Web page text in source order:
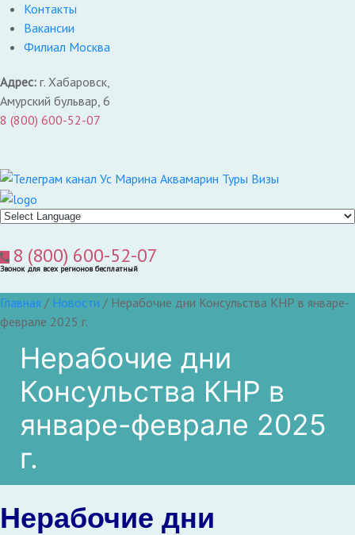
Контакты
Вакансии
Филиал Москва
Адрес: г. Хабаровск,
Амурский бульвар, 6
8 (800) 600-52-07
8 (800) 600-52-07
Звонок для всех регионов бесплатный
Главная / Новости / Нерабочие дни Консульства КНР в январе-
феврале 2025 г.
Нерабочие дни
Консульства КНР в
январе-феврале 2025
г.
Нерабочие дни